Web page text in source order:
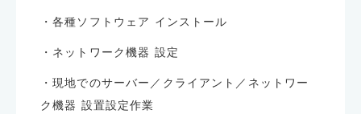
・各種ソフトウェア インストール
・ネットワーク機器 設定
・現地でのサーバー／クライアント／ネットワー
ク機器 設置設定作業